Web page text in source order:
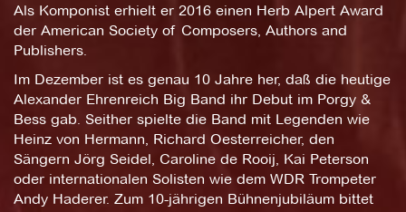
Als Komponist erhielt er 2016 einen Herb Alpert Award
der American Society of Composers, Authors and
Publishers.
Im Dezember ist es genau 10 Jahre her, daß die heutige
Alexander Ehrenreich Big Band ihr Debut im Porgy &
Bess gab. Seither spielte die Band mit Legenden wie
Heinz von Hermann, Richard Oesterreicher, den
Sängern Jörg Seidel, Caroline de Rooij, Kai Peterson
oder internationalen Solisten wie dem WDR Trompeter
Andy Haderer. Zum 10-jährigen Bühnenjubiläum bittet